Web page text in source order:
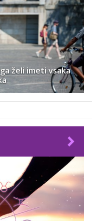
želi imeti vsaka